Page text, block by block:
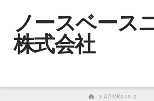
ノースベース
株式会社
HOMEAOMK945-2